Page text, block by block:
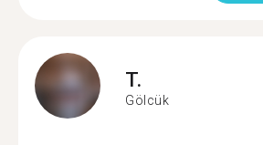
T.
Gölcük